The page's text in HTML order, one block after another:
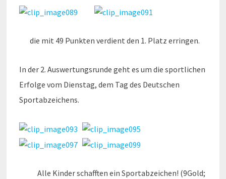
die mit 49 Punkten verdient den 1. Platz erringen.
In der 2. Auswertungsrunde geht es um die sportlichen
Erfolge vom Dienstag, dem Tag des Deutschen
Sportabzeichens.
Alle Kinder schafften ein Sportabzeichen! (9Gold;